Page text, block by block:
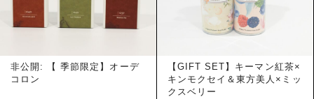
非公開: 【 季節限定】オーデ
コロン
【GIFT SET】キーマン紅茶×
キンモクセイ＆東方美人×ミッ
クスベリー